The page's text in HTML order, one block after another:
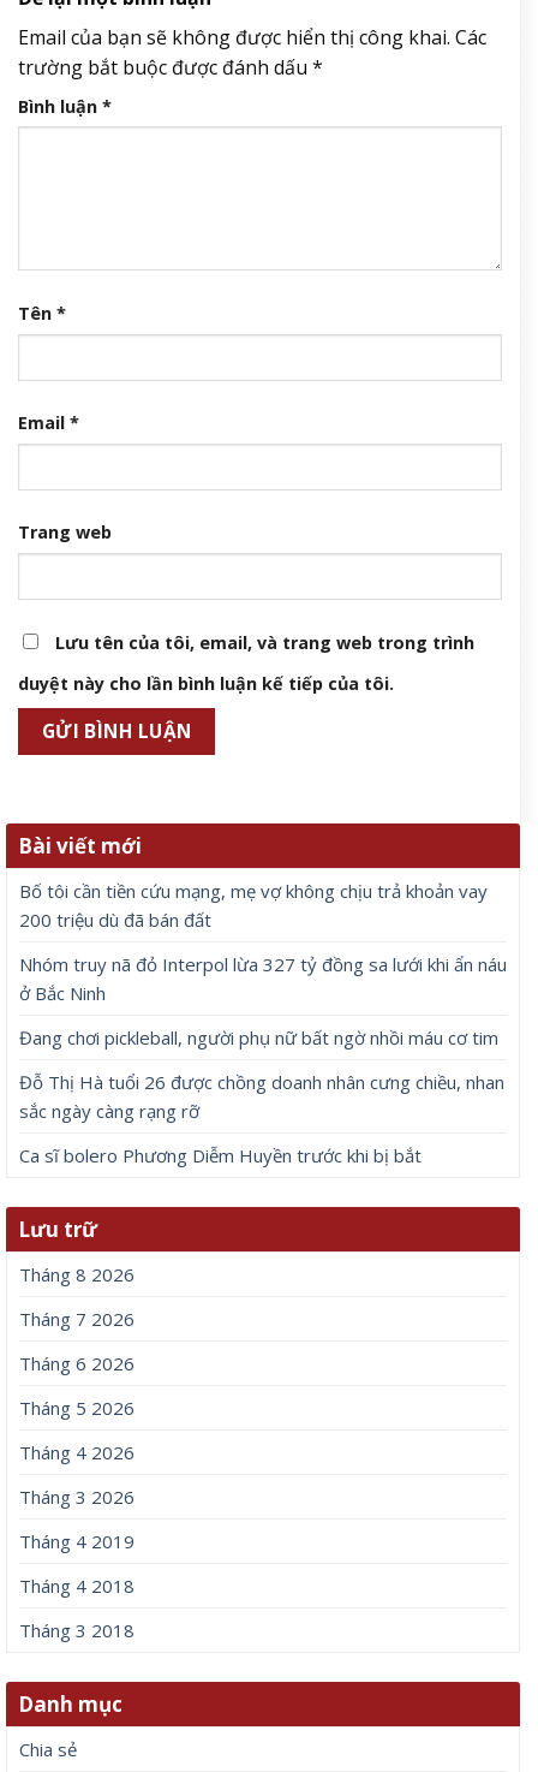
Email của bạn sẽ không được hiển thị công khai. Các
trường bắt buộc được đánh dấu *
Bình luận *
Tên *
Email *
Trang web
Lưu tên của tôi, email, và trang web trong trình
duyệt này cho lần bình luận kế tiếp của tôi.
Bài viết mới
Bố tôi cần tiền cứu mạng, mẹ vợ không chịu trả khoản vay
200 triệu dù đã bán đất
Nhóm truy nã đỏ Interpol lừa 327 tỷ đồng sa lưới khi ẩn náu
ở Bắc Ninh
Đang chơi pickleball, người phụ nữ bất ngờ nhồi máu cơ tim
Đỗ Thị Hà tuổi 26 được chồng doanh nhân cưng chiều, nhan
sắc ngày càng rạng rỡ
Ca sĩ bolero Phương Diễm Huyền trước khi bị bắt
Lưu trữ
Tháng 8 2026
Tháng 7 2026
Tháng 6 2026
Tháng 5 2026
Tháng 4 2026
Tháng 3 2026
Tháng 4 2019
Tháng 4 2018
Tháng 3 2018
Danh mục
Chia sẻ